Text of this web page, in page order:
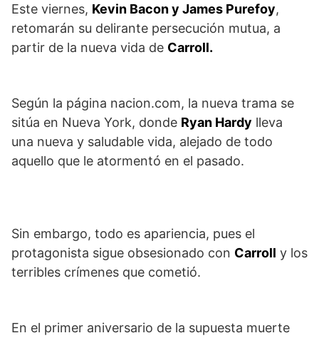
Este viernes, Kevin Bacon y James Purefoy,
retomarán su delirante persecución mutua, a
partir de la nueva vida de Carroll.
Según la página nacion.com, la nueva trama se
sitúa en Nueva York, donde Ryan Hardy lleva
una nueva y saludable vida, alejado de todo
aquello que le atormentó en el pasado.
Sin embargo, todo es apariencia, pues el
protagonista sigue obsesionado con Carroll y los
terribles crímenes que cometió.
En el primer aniversario de la supuesta muerte